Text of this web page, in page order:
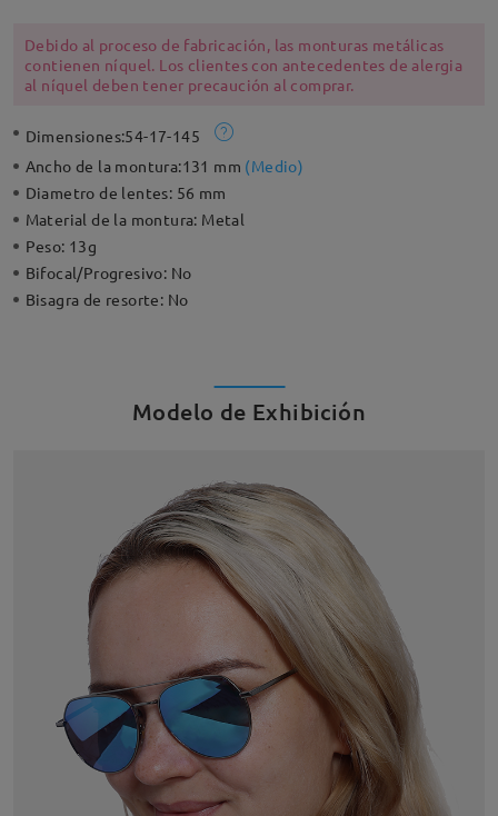
Debido al proceso de fabricación, las monturas metálicas
contienen níquel. Los clientes con antecedentes de alergia
al níquel deben tener precaución al comprar.
Dimensiones:54-17-145
Ancho de la montura:131 mm (Medio)
Diametro de lentes: 56 mm
Material de la montura: Metal
Peso: 13g
Bifocal/Progresivo: No
Bisagra de resorte: No
Modelo de Exhibición